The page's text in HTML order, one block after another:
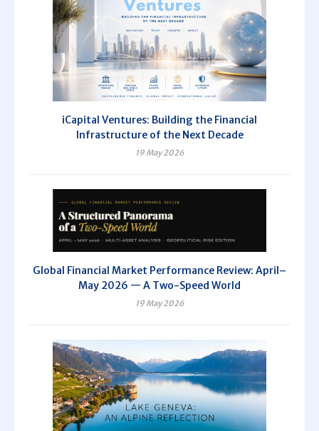
iCapital Ventures: Building the Financial
Infrastructure of the Next Decade
19 May 2026
Global Financial Market Performance Review: April–
May 2026 — A Two-Speed World
19 May 2026